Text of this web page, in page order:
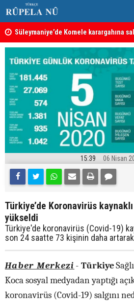
Süleymaniye’de Komele karargahına
15:39 06 Nisan
Türkiye’de Koronavirüs
yükseldi
Türkiye'de koronavirüs (Covid-19)
son 24 saatte 73 kişinin daha
Haber Merkezi - Türkiye
Koca sosyal medyadan yaptığı
koronavirüs (Covid-19) salgını